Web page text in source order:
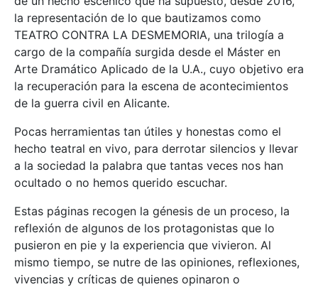
la representación de lo que bautizamos como
TEATRO CONTRA LA DESMEMORIA, una trilogía a
cargo de la compañía surgida desde el Máster en
Arte Dramático Aplicado de la U.A., cuyo objetivo era
la recuperación para la escena de acontecimientos
de la guerra civil en Alicante.
Pocas herramientas tan útiles y honestas como el
hecho teatral en vivo, para derrotar silencios y llevar
a la sociedad la palabra que tantas veces nos han
ocultado o no hemos querido escuchar.
Estas páginas recogen la génesis de un proceso, la
reflexión de algunos de los protagonistas que lo
pusieron en pie y la experiencia que vivieron. Al
mismo tiempo, se nutre de las opiniones, reflexiones,
vivencias y críticas de quienes opinaron o